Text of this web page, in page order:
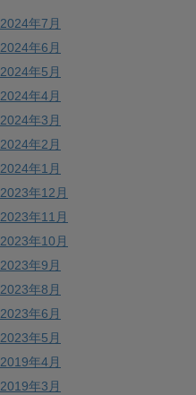
2024年7月
2024年6月
2024年5月
2024年4月
2024年3月
2024年2月
2024年1月
2023年12月
2023年11月
2023年10月
2023年9月
2023年8月
2023年6月
2023年5月
2019年4月
2019年3月